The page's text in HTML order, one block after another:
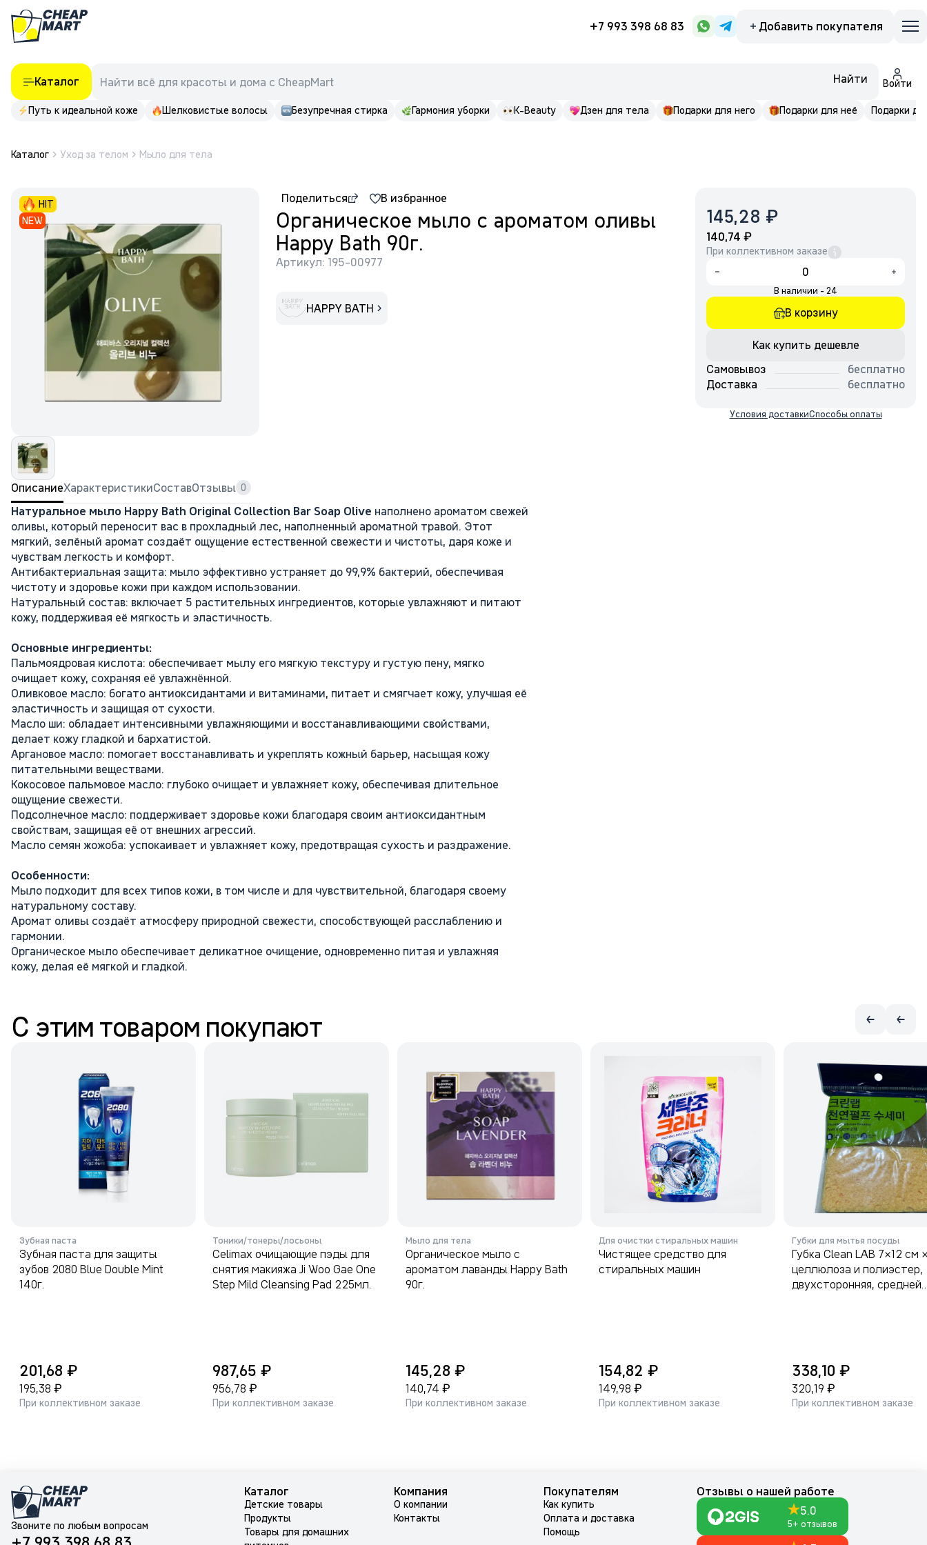
+7 993 398 68 83 Добавить покупателя
Каталог Найти всё для красоты и дома с CheapMart Найти Войти
Путь к идеальной коже Шелковистые волосы Безупречная стирка Гармония уборки K-Beauty Дзен для тела Подарки для него Подарки для неё Подарки до
Каталог Уход за телом Мыло для тела
HIT
NEW
Поделиться В избранное
Органическое мыло с ароматом оливы
Happy Bath 90г.
Артикул: 195-00977
HAPPY BATH
145,28 ₽
140,74 ₽
При коллективном заказе
В наличии - 24
В корзину
Как купить дешевле
Самовывоз
бесплатно
Доставка
бесплатно
Условия доставкиСпособы оплаты
ОписаниеХарактеристикиСоставОтзывы 0
Натуральное мыло Happy Bath Original Collection Bar Soap Olive наполнено ароматом свежей
оливы, который переносит вас в прохладный лес, наполненный ароматной травой. Этот
мягкий, зелёный аромат создаёт ощущение естественной свежести и чистоты, даря коже и
чувствам легкость и комфорт.
Антибактериальная защита: мыло эффективно устраняет до 99,9% бактерий, обеспечивая
чистоту и здоровье кожи при каждом использовании.
Натуральный состав: включает 5 растительных ингредиентов, которые увлажняют и питают
кожу, поддерживая её мягкость и эластичность.
Основные ингредиенты:
Пальмоядровая кислота: обеспечивает мылу его мягкую текстуру и густую пену, мягко
очищает кожу, сохраняя её увлажнённой.
Оливковое масло: богато антиоксидантами и витаминами, питает и смягчает кожу, улучшая её
эластичность и защищая от сухости.
Масло ши: обладает интенсивными увлажняющими и восстанавливающими свойствами,
делает кожу гладкой и бархатистой.
Аргановое масло: помогает восстанавливать и укреплять кожный барьер, насыщая кожу
питательными веществами.
Кокосовое пальмовое масло: глубоко очищает и увлажняет кожу, обеспечивая длительное
ощущение свежести.
Подсолнечное масло: поддерживает здоровье кожи благодаря своим антиоксидантным
свойствам, защищая её от внешних агрессий.
Масло семян жожоба: успокаивает и увлажняет кожу, предотвращая сухость и раздражение.
Особенности:
Мыло подходит для всех типов кожи, в том числе и для чувствительной, благодаря своему
натуральному составу.
Аромат оливы создаёт атмосферу природной свежести, способствующей расслаблению и
гармонии.
Органическое мыло обеспечивает деликатное очищение, одновременно питая и увлажняя
кожу, делая её мягкой и гладкой.
С этим товаром покупают
Зубная паста
Зубная паста для защиты
зубов 2080 Blue Double Mint
140г.
201,68 ₽
195,38 ₽
При коллективном заказе
Тоники/тонеры/лосьоны
Celimax очищающие пэды для
снятия макияжа Ji Woo Gae One
Step Mild Cleansing Pad 225мл.
987,65 ₽
956,78 ₽
При коллективном заказе
Мыло для тела
Органическое мыло с
ароматом лаванды Happy Bath
90г.
145,28 ₽
140,74 ₽
При коллективном заказе
Для очистки стиральных машин
Чистящее средство для
стиральных машин
154,82 ₽
149,98 ₽
При коллективном заказе
Губки для мытья посуды
Губка Clean LAB 7×12 см
целлюлоза и полиэстер,
двухсторонняя, средней
338,10 ₽
320,19 ₽
При коллективном заказе
Звоните по любым вопросам
Каталог
Детские товары
Продукты
Товары для домашних
Компания
О компании
Контакты
Покупателям
Как купить
Оплата и доставка
Помощь
Отзывы о нашей работе
5.0
5+ отзывов